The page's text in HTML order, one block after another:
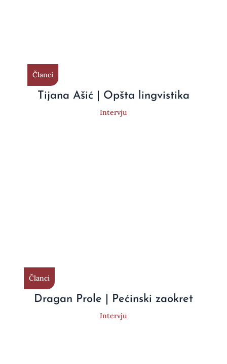
Članci
Tijana Ašić | Opšta lingvistika
Intervju
Članci
Dragan Prole | Pećinski zaokret
Intervju